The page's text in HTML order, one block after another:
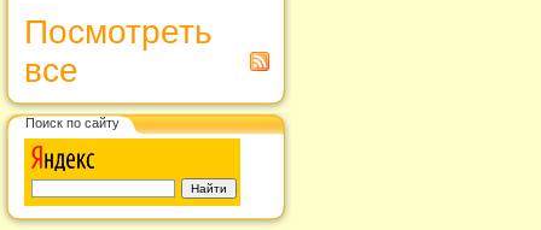
Посмотреть
все
Поиск по сайту